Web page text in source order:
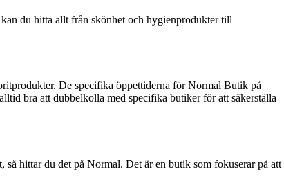
du hitta allt från skönhet och hygienprodukter till
De specifika öppettiderna för Normal Butik på
bra att dubbelkolla med specifika butiker för att säkerställa
hittar du det på Normal. Det är en butik som fokuserar på att